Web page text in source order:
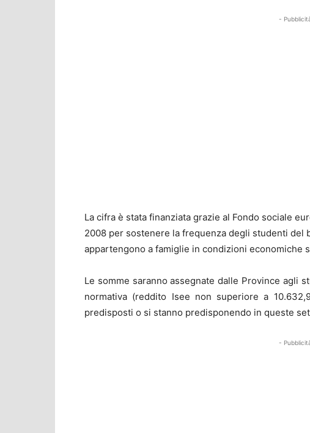
-
La cifra è stata finanziata grazie al Fondo sociale
2008 per sostenere la frequenza degli studenti del
appartengono a famiglie in condizioni economiche
Le somme saranno assegnate dalle Province agli
normativa (reddito Isee non superiore a
predisposti o si stanno predisponendo in queste
-